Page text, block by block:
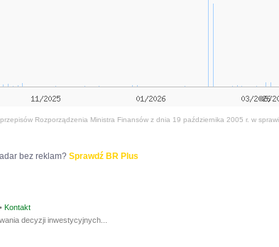
Rozporządzenia Ministra Finansów z dnia 19 października 2005 r. w
bez reklam? Sprawdź BR Plus
• Kontakt
decyzji inwestycyjnych...